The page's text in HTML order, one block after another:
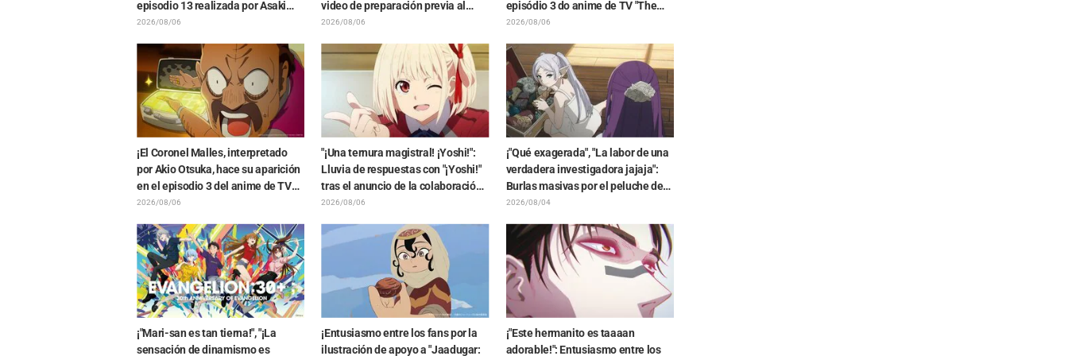
episodio 13 realizada por Asaki
Yuikawa, actriz de voz del
Samurai"
2026/08/06
video de preparación previa al
estreno de la película de
imaginado", "Hablan puro de
trabajo"
2026/08/06
episódio 3 do anime de TV "The
Ghost in the Shell"! Comentário do
2026/08/06
¡El Coronel Malles, interpretado
por Akio Otsuka, hace su aparición
en el episodio 3 del anime de TV
"The Ghost in the Shell"! Revelan
final (endcard)
2026/08/06
"¡Una ternura magistral! ¡Yoshi!":
Lluvia de respuestas con "¡Yoshi!"
tras el anuncio de la colaboración
entre "Lycoris Recoil" y Kumamine,
2026/08/06
¡"Qué exagerada", "La labor de una
verdadera investigadora jajaja":
Burlas masivas por el peluche de
Frieren atrapado en un Mímic de
final del viaje"
2026/08/04
¡"Mari-san es tan tierna!", "¡La
sensación de dinamismo es
¡Entusiasmo entre los fans por la
ilustración de apoyo a "Jaadugar:
¡"Este hermanito es taaaan
adorable!": Entusiasmo entre los